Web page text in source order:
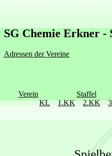
SG Chemie Erkner -
Adressen der Vereine
Verein
Staffel
KL
1.KK 2.KK